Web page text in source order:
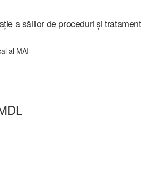
a sălilor de proceduri și tratament
al MAI